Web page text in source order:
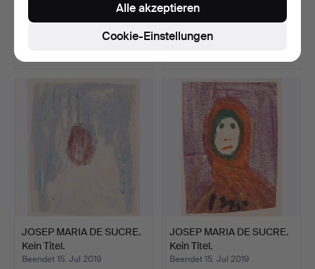
Beendet 18. Jul 2019
"Kappe studiert".
Beendet 18. Jul 2019
2 Gebote
JOSEP MARIA DE SUCRE.
Kein Titel.
Beendet 15. Jul 2019
JOSEP MARIA DE SUCRE.
Kein Titel.
Beendet 15. Jul 2019
Cookie-Einstellungen
Alle akzeptieren